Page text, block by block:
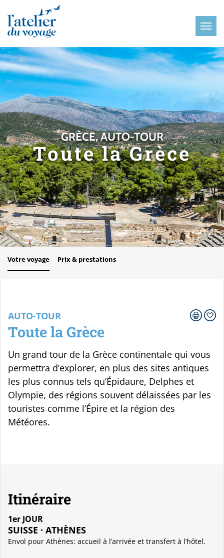
GRÈCE, AUTO-TOUR
Toute la Grèce
Votre voyage Prix & prestations
AUTO-TOUR
Toute la Grèce
Un grand tour de la Grèce continentale qui vous
permettra d’explorer, en plus des sites antiques
les plus connus tels qu’Épidaure, Delphes et
Olympie, des régions souvent délaissées par les
touristes comme l’Épire et la région des
Météores.
Itinéraire
1er JOUR
SUISSE · ATHÈNES
Envol pour Athènes: accueil à l’arrivée et transfert à l’hôtel.
Panneau de gestion des cookies